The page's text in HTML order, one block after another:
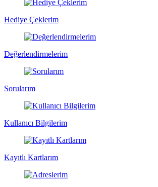
Hediye Çeklerim
Değerlendirmelerim
Sorularım
Kullanıcı Bilgilerim
Kayıtlı Kartlarım